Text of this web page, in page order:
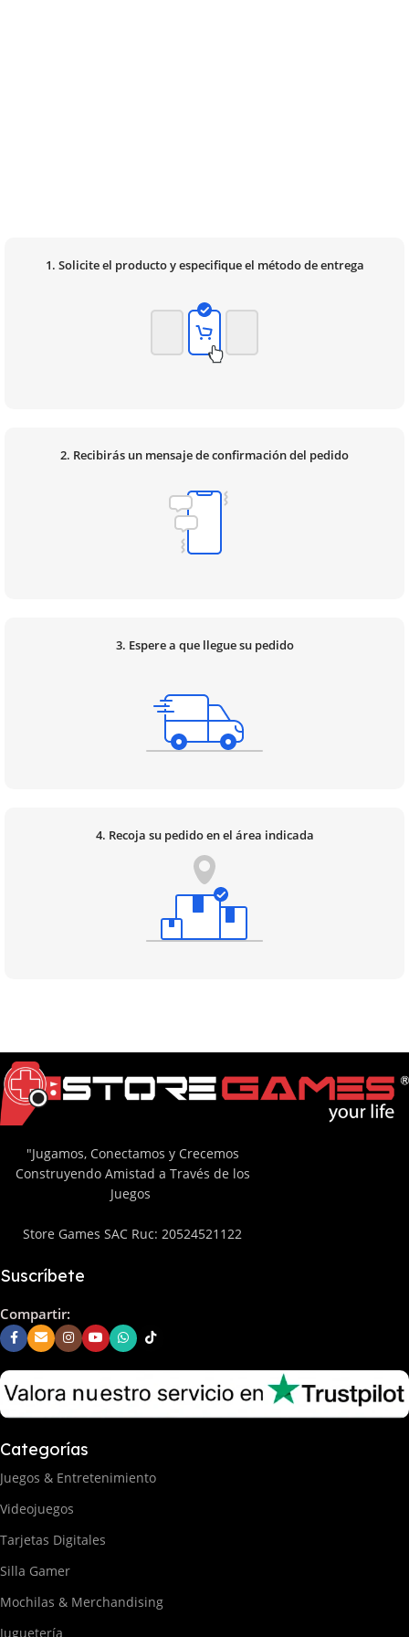
1. Solicite el producto y especifique el método de entrega
2. Recibirás un mensaje de confirmación del pedido
3. Espere a que llegue su pedido
4. Recoja su pedido en el área indicada
"Jugamos, Conectamos y Crecemos
Construyendo Amistad a Través de los
Juegos
Store Games SAC Ruc: 20524521122
Suscríbete
Compartir:
Categorías
Juegos & Entretenimiento
Videojuegos
Tarjetas Digitales
Silla Gamer
Mochilas & Merchandising
Juguetería